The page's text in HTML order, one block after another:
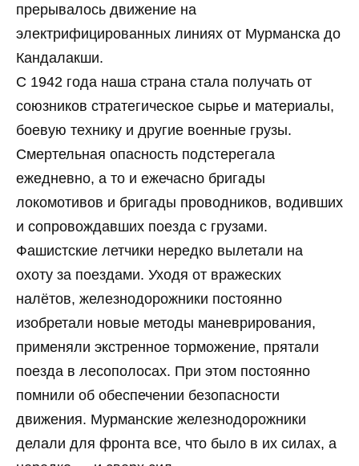
прерывалось движение на
электрифицированных линиях от Мурманска до
Кандалакши.
С 1942 года наша страна стала получать от
союзников стратегическое сырье и материалы,
боевую технику и другие военные грузы.
Смертельная опасность подстерегала
ежедневно, а то и ежечасно бригады
локомотивов и бригады проводников, водивших
и сопровождавших поезда с грузами.
Фашистские летчики нередко вылетали на
охоту за поездами. Уходя от вражеских
налётов, железнодорожники постоянно
изобретали новые методы маневрирования,
применяли экстренное торможение, прятали
поезда в лесополосах. При этом постоянно
помнили об обеспечении безопасности
движения. Мурманские железнодорожники
делали для фронта все, что было в их силах, а